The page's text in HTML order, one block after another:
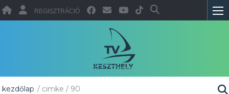
REGISZTRÁCIÓ
kezdőlap / cimke / 90